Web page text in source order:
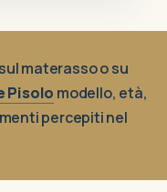
materasso o su
Pisolo modello, età,
percepiti nel